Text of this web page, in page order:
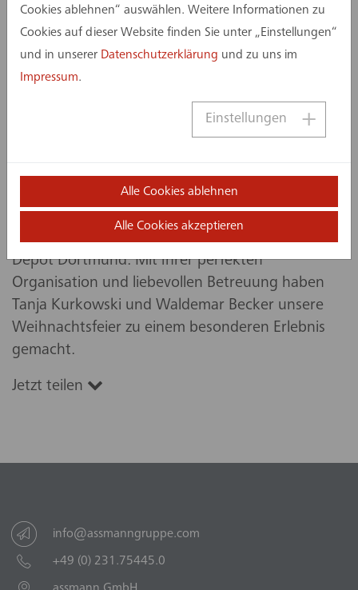
erklärte er und gab Denkanstöße zu
Selbstbewusstsein, Kreativität und der Fähigkeit,
Hindernisse zu überwinden.
zufällig, sondern durch Leidenschaft und
Teamgeist – eine Erkenntnis, die über den
Jahr 2026 voller Chancen und gemeinsamer
Erfolge gibt.
Ein herzliches Dankeschön an das Team des
Depot Dortmund. Mit ihrer perfekten
Organisation und liebevollen Betreuung haben
Tanja Kurkowski und Waldemar Becker unsere
Weihnachtsfeier zu einem besonderen Erlebnis
gemacht.
Jetzt teilen
info@assmanngruppe.com
+49 (0) 231.75445.0
Cookies ablehnen“ auswählen. Weitere Informationen zu
Cookies auf dieser Website finden Sie unter „Einstellungen“
und in unserer Datenschutzerklärung und zu uns im
Impressum.
Einstellungen
Alle Cookies ablehnen
Alle Cookies akzeptieren